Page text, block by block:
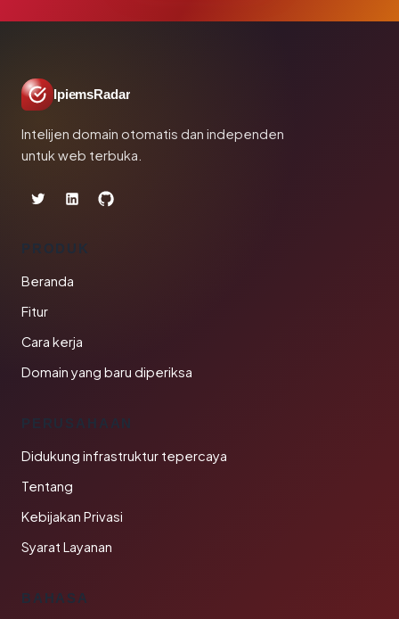
IpiemsRadar
Intelijen domain otomatis dan independen
untuk web terbuka.
PRODUK
Beranda
Fitur
Cara kerja
Domain yang baru diperiksa
PERUSAHAAN
Didukung infrastruktur tepercaya
Tentang
Kebijakan Privasi
Syarat Layanan
BAHASA